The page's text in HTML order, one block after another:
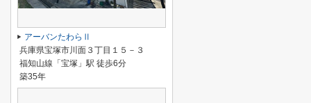
アーバンたわらⅡ
兵庫県宝塚市川面３丁目１５－３
福知山線「宝塚」駅 徒歩6分
築35年